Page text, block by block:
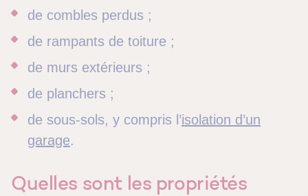
de combles perdus ;
de rampants de toiture ;
de murs extérieurs ;
de planchers ;
de sous-sols, y compris l’isolation d’un
garage.
Quelles sont les propriétés